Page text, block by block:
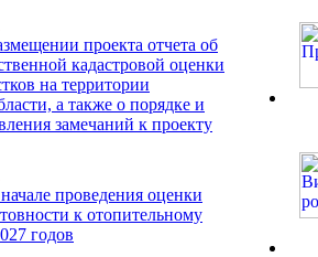
проекта отчета об
кадастровой оценки
на территории
а также о порядке и
замечаний к проекту
проведения оценки
к отопительному
годов